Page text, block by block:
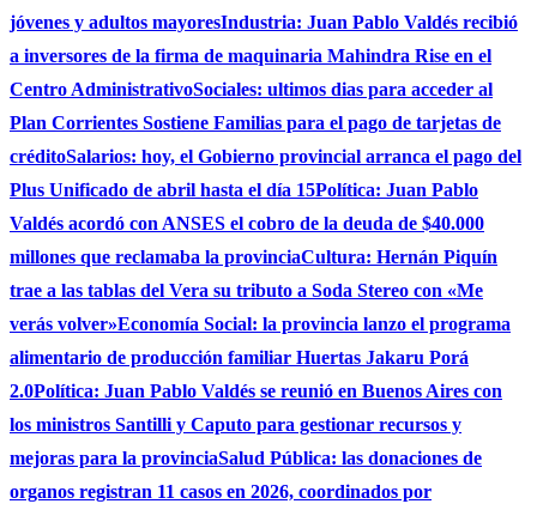
jóvenes y adultos mayoresIndustria: Juan Pablo Valdés recibió
a inversores de la firma de maquinaria Mahindra Rise en el
Centro AdministrativoSociales: ultimos dias para acceder al
Plan Corrientes Sostiene Familias para el pago de tarjetas de
créditoSalarios: hoy, el Gobierno provincial arranca el pago del
Plus Unificado de abril hasta el día 15Política: Juan Pablo
Valdés acordó con ANSES el cobro de la deuda de $40.000
millones que reclamaba la provinciaCultura: Hernán Piquín
trae a las tablas del Vera su tributo a Soda Stereo con «Me
verás volver»Economía Social: la provincia lanzo el programa
alimentario de producción familiar Huertas Jakaru Porá
2.0Política: Juan Pablo Valdés se reunió en Buenos Aires con
los ministros Santilli y Caputo para gestionar recursos y
mejoras para la provinciaSalud Pública: las donaciones de
organos registran 11 casos en 2026, coordinados por